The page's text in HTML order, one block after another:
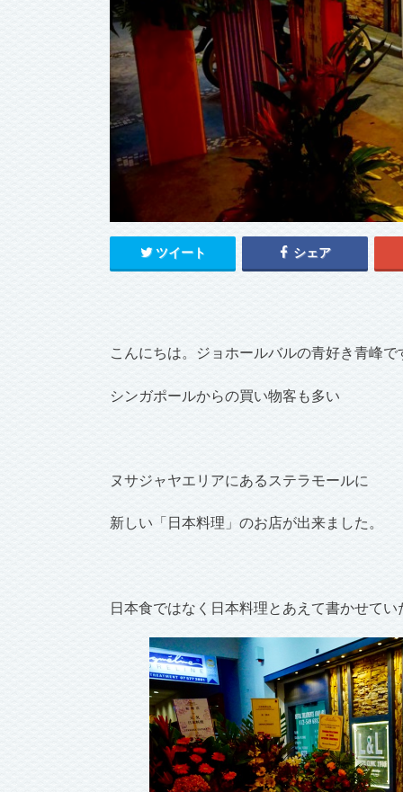
ツイート シェア
こんにちは。ジョホールバルの青好き青峰で
シンガポールからの買い物客も多い
ヌサジャヤエリアにあるステラモールに
新しい「日本料理」のお店が出来ました。
日本食ではなく日本料理とあえて書かせてい